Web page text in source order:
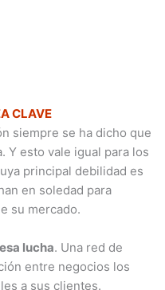
CLAVE
siempre se ha dicho que
Y esto vale igual para los
principal debilidad es
en soledad para
su mercado.
lucha. Una red de
entre negocios los
a sus clientes.